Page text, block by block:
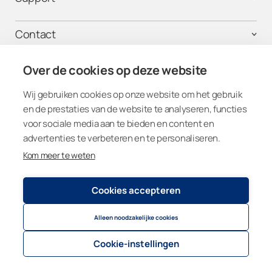
Over de cookies op deze website
Wij gebruiken cookies op onze website om het gebruik
en de prestaties van de website te analyseren, functies
voor sociale media aan te bieden en content en
advertenties te verbeteren en te personaliseren.
Kom meer te weten
Cookies accepteren
Alleen noodzakelijke cookies
Cookie-instellingen
Bedrijf
Contact
Get connected
Netherlands
Privacy beleid
© 2026Lumon Group